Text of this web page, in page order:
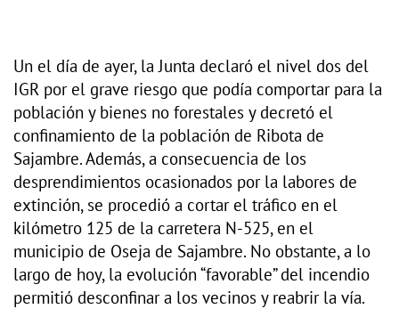
Un el día de ayer, la Junta declaró el nivel dos del
IGR por el grave riesgo que podía comportar para la
población y bienes no forestales y decretó el
confinamiento de la población de Ribota de
Sajambre. Además, a consecuencia de los
desprendimientos ocasionados por la labores de
extinción, se procedió a cortar el tráfico en el
kilómetro 125 de la carretera N-525, en el
municipio de Oseja de Sajambre. No obstante, a lo
largo de hoy, la evolución “favorable” del incendio
permitió desconfinar a los vecinos y reabrir la vía.